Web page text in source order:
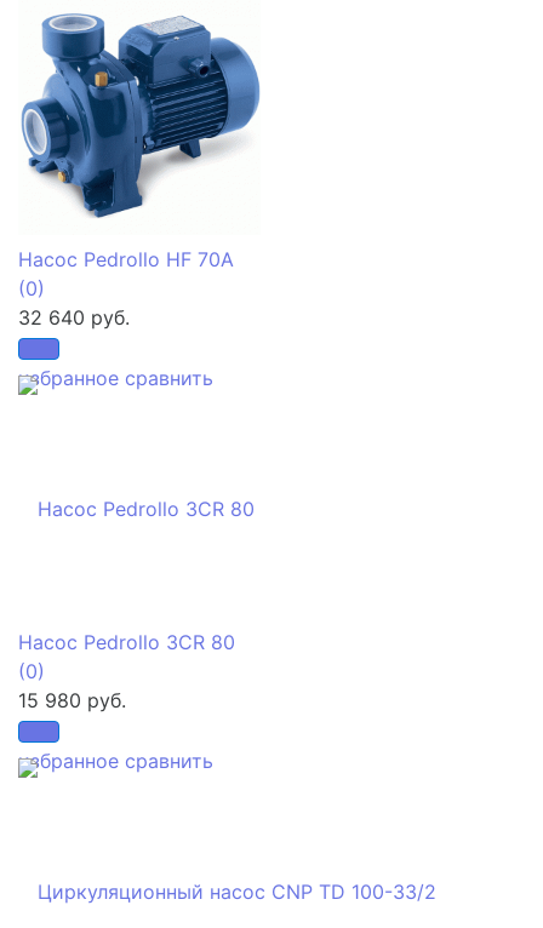
избранное сравнить
Насос Pedrollo HF 70A
(0)
32 640 руб.
избранное сравнить
Насос Pedrollo 3CR 80
(0)
15 980 руб.